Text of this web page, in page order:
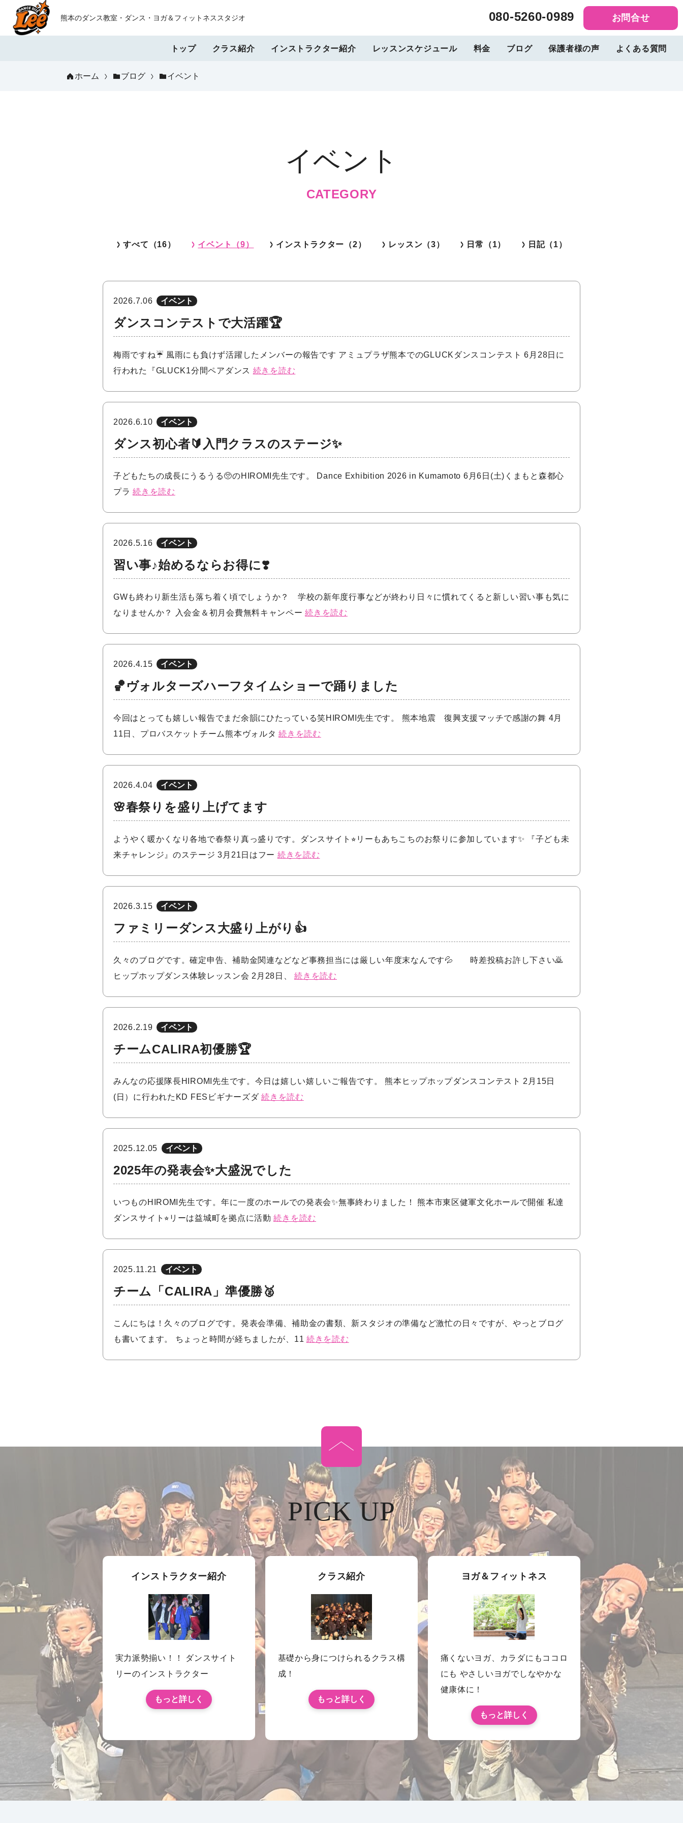
熊本のダンス教室・ダンス・ヨガ＆フィットネススタジオ 080-5260-0989 お問合せ
トップ クラス紹介 インストラクター紹介 レッスンスケジュール 料金 ブログ 保護者様の声 よくある質問
ホーム ブログ イベント
イベント
CATEGORY
すべて（16） イベント（9） インストラクター（2） レッスン（3） 日常（1） 日記（1）
2026.7.06 イベント
ダンスコンテストで大活躍🏆
梅雨ですね☔️ 風雨にも負けず活躍したメンバーの報告です アミュプラザ熊本でのGLUCKダンスコンテスト 6月28日に
行われた『GLUCK1分間ペアダンス 続きを読む
2026.6.10 イベント
ダンス初心者🔰入門クラスのステージ✨
子どもたちの成長にうるうる🥺のHIROMI先生です。 Dance Exhibition 2026 in Kumamoto 6月6日(土)くまもと森都心
プラ続きを読む
2026.5.16 イベント
習い事♪始めるならお得に❣️
GWも終わり新生活も落ち着く頃でしょうか？ 学校の新年度行事などが終わり日々に慣れてくると新しい習い事も気に
なりませんか？ 入会金＆初月会費無料キャンペー続きを読む
2026.4.15 イベント
🏀ヴォルターズハーフタイムショーで踊りました
今回はとっても嬉しい報告でまだ余韻にひたっている笑HIROMI先生です。 熊本地震 復興支援マッチで感謝の舞 4月
11日、プロバスケットチーム熊本ヴォルタ続きを読む
2026.4.04 イベント
🌸春祭りを盛り上げてます
ようやく暖かくなり各地で春祭り真っ盛りです。ダンスサイト⭐︎リーもあちこちのお祭りに参加しています✨ 『子ども未
来チャレンジ』のステージ 3月21日はフー 続きを読む
2026.3.15 イベント
ファミリーダンス大盛り上がり👍
久々のブログです。確定申告、補助金関連などなど事務担当には厳しい年度末なんです💦 時差投稿お許し下さい🙇
ヒップホップダンス体験レッスン会 2月28日、続きを読む
2026.2.19 イベント
チームCALIRA初優勝🏆
みんなの応援隊長HIROMI先生です。今日は嬉しい嬉しいご報告です。 熊本ヒップホップダンスコンテスト 2月15日
(日）に行われたKD FESビギナーズダ続きを読む
2025.12.05 イベント
2025年の発表会✨大盛況でした
いつものHIROMI先生です。年に一度のホールでの発表会✨無事終わりました！ 熊本市東区健軍文化ホールで開催 私達
ダンスサイト⭐︎リーは益城町を拠点に活動続きを読む
2025.11.21 イベント
チーム「CALIRA」準優勝🥈
こんにちは！久々のブログです。発表会準備、補助金の書類、新スタジオの準備など激忙の日々ですが、やっとブログ
も書いてます。 ちょっと時間が経ちましたが、11 続きを読む
PICK UP
インストラクター紹介
実力派勢揃い！！ ダンスサイト
リーのインストラクター
もっと詳しく
クラス紹介
基礎から身につけられるクラス構
成！
もっと詳しく
ヨガ＆フィットネス
痛くないヨガ、カラダにもココロ
にも やさしいヨガでしなやかな
健康体に！
もっと詳しく